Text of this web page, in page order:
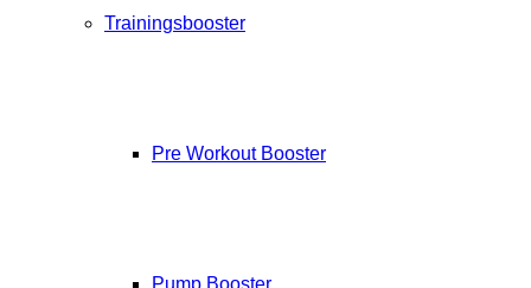
Trainingsbooster
Pre Workout Booster
Pump Booster